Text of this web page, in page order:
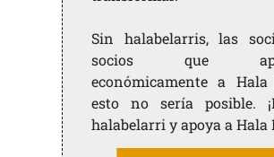
Sin halabelarris, las
socios que
económicamente a Hala
esto no sería posible.
halabelarri y apoya a Hala